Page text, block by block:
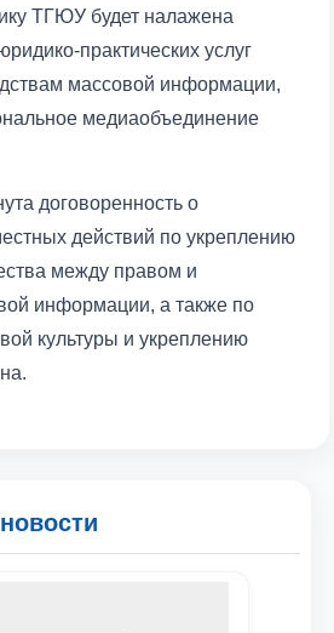
ТГЮУ будет налажена
практических услуг
массовой информации,
медиаобъединение
договоренность о
действий по укреплению
между правом и
информации, а также по
культуры и укреплению